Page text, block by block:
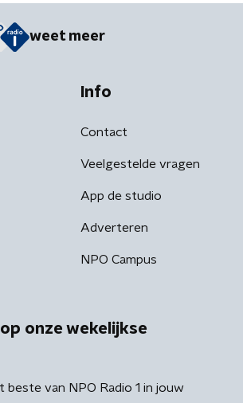
weet meer
Info
Contact
Veelgestelde vragen
App de studio
Adverteren
NPO Campus
onze wekelijkse
beste van NPO Radio 1 in jouw